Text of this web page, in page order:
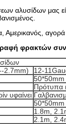
αλυσίδων μας
Αμερικανός,
φρακτών
2.7mm) 12-
Πρότυπα
υφαίνει
1.8m,
2.1m,